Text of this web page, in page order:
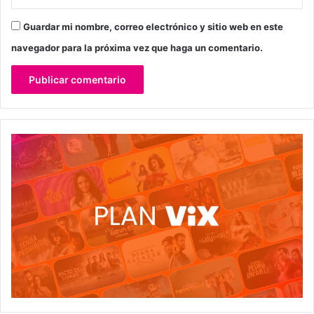
Guardar mi nombre, correo electrónico y sitio web en este
navegador para la próxima vez que haga un comentario.